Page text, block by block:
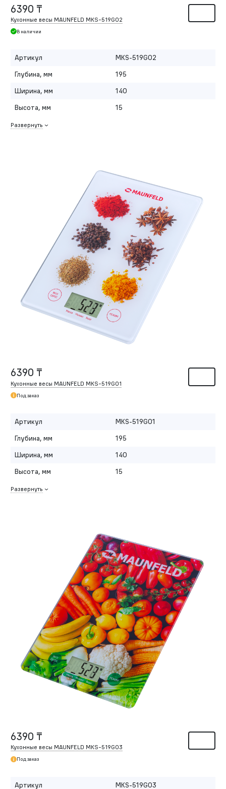
6390 ₸
Кухонные весы MAUNFELD MKS-519G02
В наличии
Артикул
MKS-519G02
Глубина, мм
195
Ширина, мм
140
Высота, мм
15
Развернуть
6390 ₸
Кухонные весы MAUNFELD MKS-519G01
Под заказ
Артикул
MKS-519G01
Глубина, мм
195
Ширина, мм
140
Высота, мм
15
Развернуть
6390 ₸
Кухонные весы MAUNFELD MKS-519G03
Под заказ
Артикул MKS-519G03